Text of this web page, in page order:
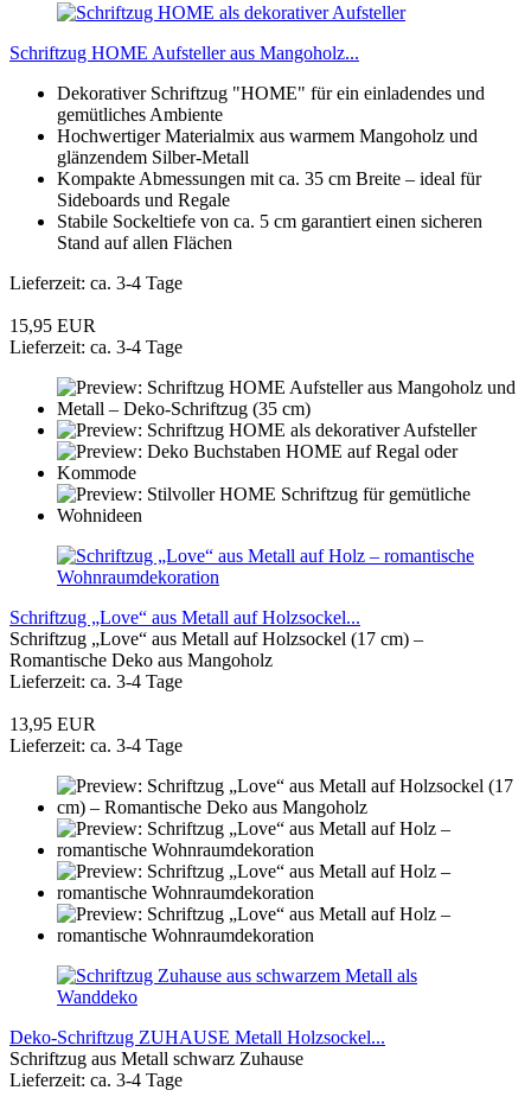
Schriftzug HOME Aufsteller aus Mangoholz...
Dekorativer Schriftzug "HOME" für ein einladendes und
gemütliches Ambiente
Hochwertiger Materialmix aus warmem Mangoholz und
glänzendem Silber-Metall
Kompakte Abmessungen mit ca. 35 cm Breite – ideal für
Sideboards und Regale
Stabile Sockeltiefe von ca. 5 cm garantiert einen sicheren
Stand auf allen Flächen
Lieferzeit: ca. 3-4 Tage
15,95 EUR
Lieferzeit: ca. 3-4 Tage
Schriftzug „Love“ aus Metall auf Holzsockel...
Schriftzug „Love“ aus Metall auf Holzsockel (17 cm) –
Romantische Deko aus Mangoholz
Lieferzeit: ca. 3-4 Tage
13,95 EUR
Lieferzeit: ca. 3-4 Tage
Deko-Schriftzug ZUHAUSE Metall Holzsockel...
Schriftzug aus Metall schwarz Zuhause
Lieferzeit: ca. 3-4 Tage